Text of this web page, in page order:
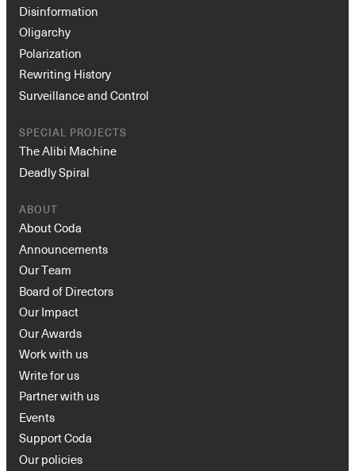
Disinformation
Oligarchy
Polarization
Rewriting History
Surveillance and Control
SPECIAL PROJECTS
The Alibi Machine
Deadly Spiral
ABOUT
About Coda
Announcements
Our Team
Board of Directors
Our Impact
Our Awards
Work with us
Write for us
Partner with us
Events
Support Coda
Our policies